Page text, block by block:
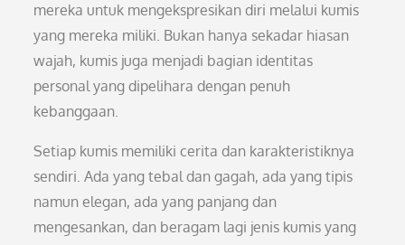
mereka untuk mengekspresikan diri melalui kumis
yang mereka miliki. Bukan hanya sekadar hiasan
wajah, kumis juga menjadi bagian identitas
personal yang dipelihara dengan penuh
kebanggaan.
Setiap kumis memiliki cerita dan karakteristiknya
sendiri. Ada yang tebal dan gagah, ada yang tipis
namun elegan, ada yang panjang dan
mengesankan, dan beragam lagi jenis kumis yang